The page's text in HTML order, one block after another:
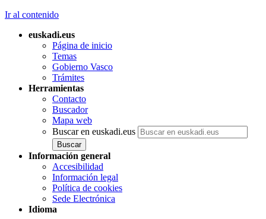
Ir al contenido
euskadi.eus
Página de inicio
Temas
Gobierno Vasco
Trámites
Herramientas
Contacto
Buscador
Mapa web
Buscar en euskadi.eus
Información general
Accesibilidad
Información legal
Política de cookies
Sede Electrónica
Idioma